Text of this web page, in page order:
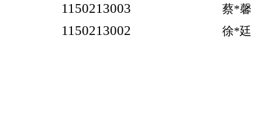
1150213003 蔡*馨
1150213002 徐*廷